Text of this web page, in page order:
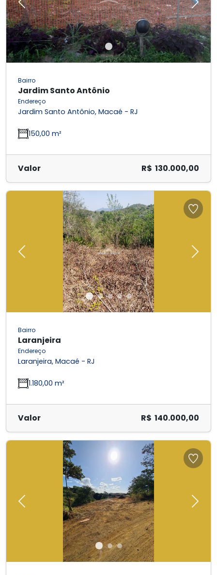
Previous Next
Bairro
Jardim Santo Antônio
Endereço
Jardim Santo Antônio, Macaé - RJ
150,00 m²
Valor R$ 130.000,00
Previous Next
Bairro
Laranjeira
Endereço
Laranjeira, Macaé - RJ
1.180,00 m²
Valor R$ 140.000,00
Previous Next